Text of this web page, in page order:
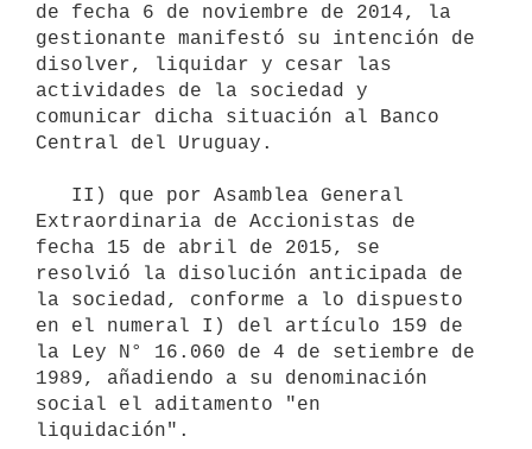
de fecha 6 de noviembre de 2014, la
gestionante manifestó su intención de
disolver, liquidar y cesar las
actividades de la sociedad y
comunicar dicha situación al Banco
Central del Uruguay.
Extraordinaria de Accionistas de
fecha 15 de abril de 2015, se
resolvió la disolución anticipada de
la sociedad, conforme a lo dispuesto
en el numeral I) del artículo 159 de
la Ley N° 16.060 de 4 de setiembre de
1989, añadiendo a su denominación
social el aditamento "en
liquidación".